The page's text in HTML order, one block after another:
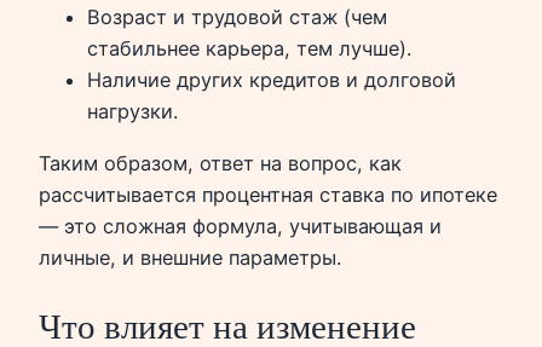
Возраст и трудовой стаж (чем
стабильнее карьера, тем лучше).
Наличие других кредитов и долговой
нагрузки.
Таким образом, ответ на вопрос, как
рассчитывается процентная ставка по ипотеке
— это сложная формула, учитывающая и
личные, и внешние параметры.
Что влияет на изменение